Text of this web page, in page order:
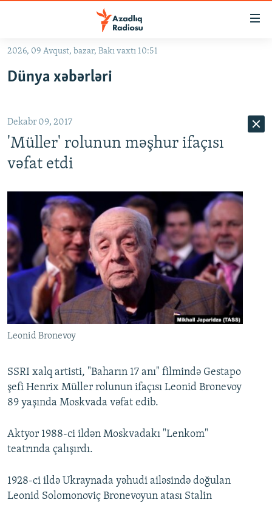
Əsas
qayıt
qayıt
Axtarışa
#İZAHLA
ARAŞDIRMA
MULTIMEDIA
VIDEO
FOTOQALEREYA
İNFOQRAFIKA
KARIKATURA
RADIO ARXIV
OXU ZALI
AZƏRBAYCAN ƏDƏBIYYATI KITABXANASI
İSLAM VƏ DEMOKRATIYA
HAQQIMIZDA
MISSIYAMIZ
PEŞƏ ETIKASI VƏ JURNALISTIKA STANDARTLARIMIZ
BIZIMLƏ ƏLAQƏ
XƏBƏR BÜLLETENLƏRIMIZ
BIZI IZLƏ
2026, 09 Avqust, bazar, Bakı vaxtı 10:51
Dünya xəbərləri
Dekabr 09, 2017
'Müller' rolunun məşhur ifaçısı
vəfat etdi
Leonid Bronevoy
SSRI xalq artisti, "Baharın 17 anı" filmində Gestapo
şefi Henrix Müller rolunun ifaçısı Leonid Bronevoy
89 yaşında Moskvada vəfat edib.
Aktyor 1988-ci ildən Moskvadakı "Lenkom"
teatrında çalışırdı.
1928-ci ildə Ukraynada yəhudi ailəsində doğulan
Leonid Solomonoviç Bronevoyun atası Stalin